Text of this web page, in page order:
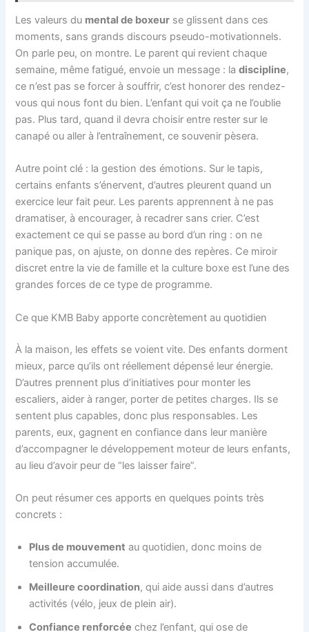
Les valeurs du mental de boxeur se glissent dans ces
moments, sans grands discours pseudo-motivationnels.
On parle peu, on montre. Le parent qui revient chaque
semaine, même fatigué, envoie un message : ladiscipline,
ce n’est pas se forcer à souffrir, c’est honorer des rendez-
vous qui nous font du bien. L’enfant qui voit ça ne l’oublie
pas. Plus tard, quand il devra choisir entre rester sur le
canapé ou aller à l’entraînement, ce souvenir pèsera.
Autre point clé : la gestion des émotions. Sur le tapis,
certains enfants s’énervent, d’autres pleurent quand un
exercice leur fait peur. Les parents apprennent à ne pas
dramatiser, à encourager, à recadrer sans crier. C’est
exactement ce qui se passe au bord d’un ring : on ne
panique pas, on ajuste, on donne des repères. Ce miroir
discret entre la vie de famille et la culture boxe est l’une des
grandes forces de ce type de programme.
Ce que KMB Baby apporte concrètement au quotidien
À la maison, les effets se voient vite. Des enfants dorment
mieux, parce qu’ils ont réellement dépensé leur énergie.
D’autres prennent plus d’initiatives pour monter les
escaliers, aider à ranger, porter de petites charges. Ils se
sentent plus capables, donc plus responsables. Les
parents, eux, gagnent en confiance dans leur manière
d’accompagner le développement moteur de leurs enfants,
au lieu d’avoir peur de “les laisser faire”.
On peut résumer ces apports en quelques points très
concrets :
Plus de mouvement au quotidien, donc moins de
tension accumulée.
Meilleure coordination, qui aide aussi dans d’autres
activités (vélo, jeux de plein air).
Confiance renforcée chez l’enfant, qui ose de